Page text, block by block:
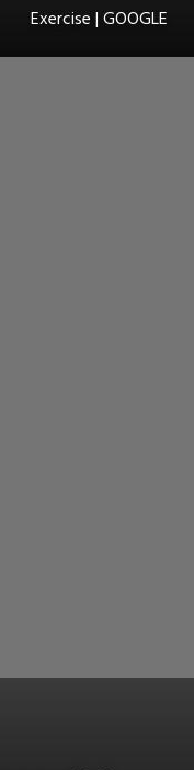
Exercise | GOOGLE